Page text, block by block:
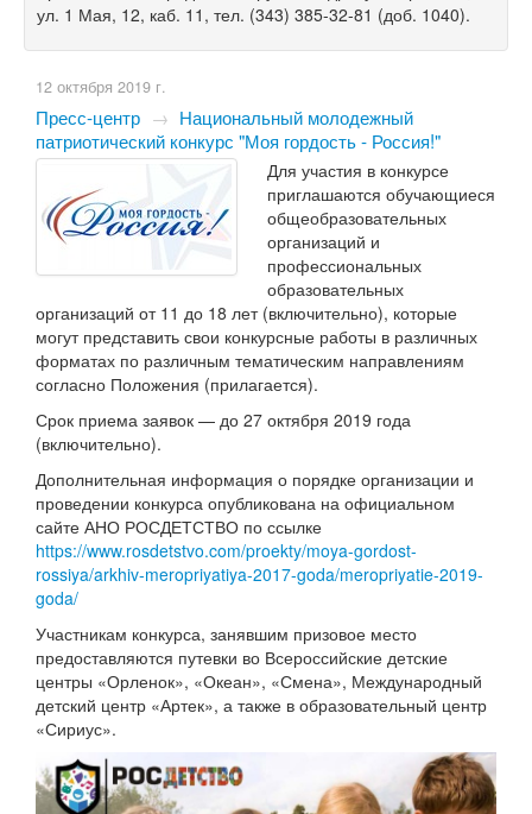
ул. 1 Мая, 12, каб. 11, тел. (343) 385-32-81 (доб. 1040).
12 октября 2019 г.
Пресс-центр → Национальный молодежный
патриотический конкурс "Моя гордость - Россия!"
Для участия в конкурсе
приглашаются обучающиеся
общеобразовательных
организаций и
профессиональных
образовательных
организаций от 11 до 18 лет (включительно), которые
могут представить свои конкурсные работы в различных
форматах по различным тематическим направлениям
согласно Положения (прилагается).
Срок приема заявок — до 27 октября 2019 года
(включительно).
Дополнительная информация о порядке организации и
проведении конкурса опубликована на официальном
сайте АНО РОСДЕТСТВО по ссылке
https://www.rosdetstvo.com/proekty/moya-gordost-
rossiya/arkhiv-meropriyatiya-2017-goda/meropriyatie-2019-
goda/
Участникам конкурса, занявшим призовое место
предоставляются путевки во Всероссийские детские
центры «Орленок», «Океан», «Смена», Международный
детский центр «Артек», а также в образовательный центр
«Сириус».